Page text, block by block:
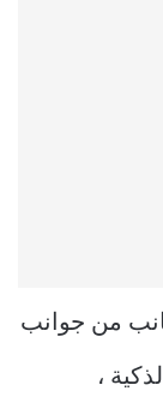
من جوانب
،